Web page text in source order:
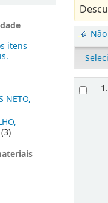
itens
NETO,
(3)
1.